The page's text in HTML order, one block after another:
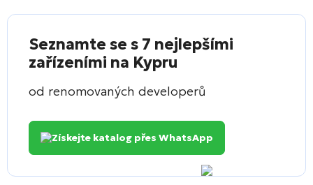
Seznamte se s 7 nejlepšími
zařízeními na Kypru
od renomovaných developerů
Získejte katalog přes WhatsApp